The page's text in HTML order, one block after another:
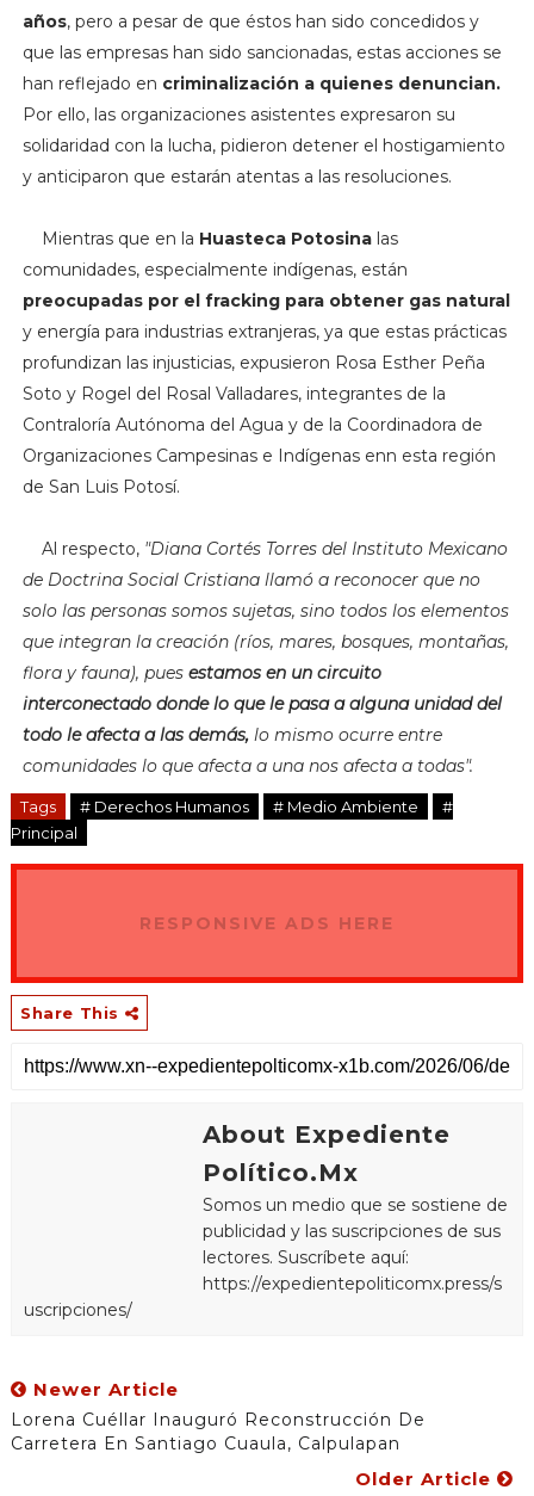
años, pero a pesar de que éstos han sido concedidos y
que las empresas han sido sancionadas, estas acciones se
han reflejado en criminalización a quienes denuncian.
Por ello, las organizaciones asistentes expresaron su
solidaridad con la lucha, pidieron detener el hostigamiento
y anticiparon que estarán atentas a las resoluciones.
Mientras que en la Huasteca Potosinalas
comunidades, especialmente indígenas, están
preocupadas por el fracking para obtener gas natural
y energía para industrias extranjeras, ya que estas prácticas
profundizan las injusticias, expusieron Rosa Esther Peña
Soto y Rogel del Rosal Valladares, integrantes de la
Contraloría Autónoma del Agua y de la Coordinadora de
Organizaciones Campesinas e Indígenas enn esta región
de San Luis Potosí.
Al respecto,"Diana Cortés Torres del Instituto Mexicano
de Doctrina Social Cristiana llamó a reconocer que no
solo las personas somos sujetas, sino todos los elementos
que integran la creación (ríos, mares, bosques, montañas,
flora y fauna), pues estamos en un circuito
interconectado donde lo que le pasa a alguna unidad del
todo le afecta a las demás,lo mismo ocurre entre
comunidades lo que afecta a una nos afecta a todas".
Tags # Derechos Humanos # Medio Ambiente
#
Principal
RESPONSIVE ADS HERE
Share This
About Expediente
Político.Mx
Somos un medio que se sostiene de
publicidad y las suscripciones de sus
lectores. Suscríbete aquí:
https://expedientepoliticomx.press/s
uscripciones/
Newer Article
Lorena Cuéllar Inauguró Reconstrucción De
Carretera En Santiago Cuaula, Calpulapan
Older Article